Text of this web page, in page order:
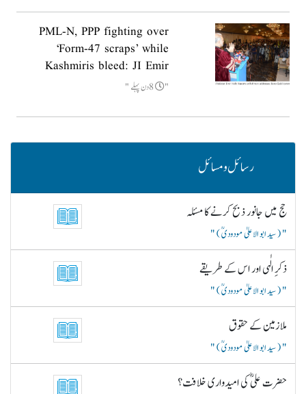
PML-N, PPP fighting over
‘Form-47 scraps’ while
Kashmiris bleed: JI Emir
8دن پہلے
رسائل و مسائل
حج میں جانور ذبح کرنے کا مسئلہ
( سید ابو الاعلیٰ مودودیؒ )
ذکرِ الٰہی اور اس کے طریقے
( سید ابو الاعلیٰ مودودیؒ )
ملازمین کے حقوق
( سید ابو الاعلیٰ مودودیؒ )
حضرت علیؓ کی امیدواری خلافت؟